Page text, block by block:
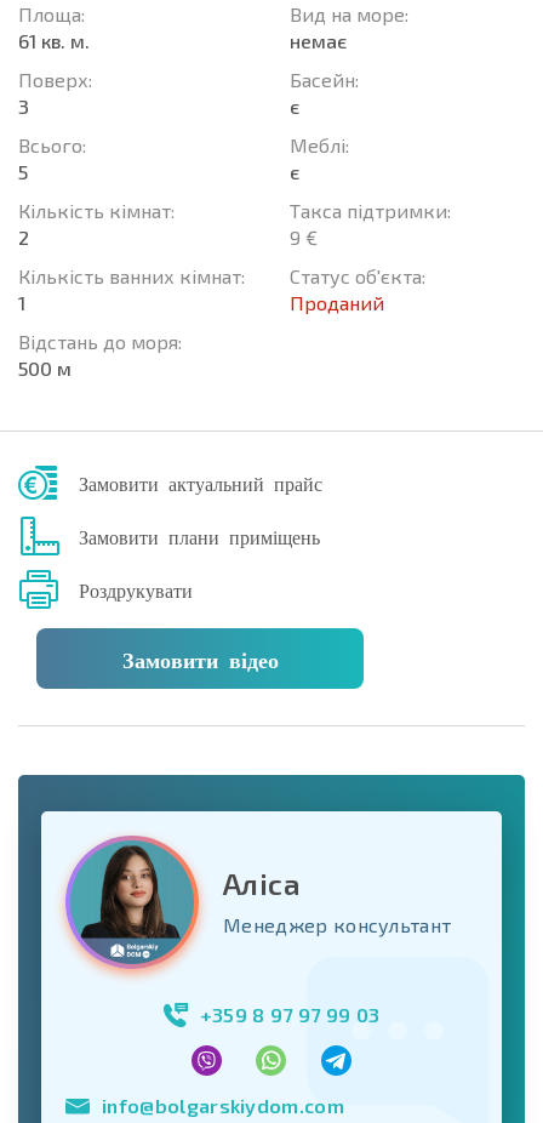
Площа:
61 кв. м.
Поверх:
3
Всього:
5
Кількість кімнат:
2
Кількість ванних кімнат:
1
Відстань до моря:
500 м
Вид на море:
немає
Баcейн:
є
Меблі:
є
Такса підтримки:
9 €
Статус об'єкта:
Проданий
Замовити актуальний прайс
Замовити плани приміщень
Роздрукувати
Замовити відео
Аліса
Менеджер консультант
+359 8 97 97 99 03
info@bolgarskiydom.com